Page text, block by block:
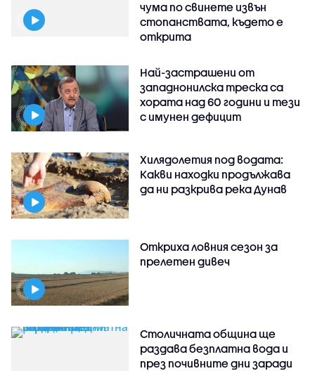
чума по свинете извън
стопанствата, където е
открита
Най-застрашени от
западнонилска треска са
хората над 60 години и тези
с имунен дефицит
Хилядолетия под водата:
Какви находки продължава
да ни разкрива река Дунав
Откриха ловния сезон за
прелетен дивеч
Столичната община ще
раздава безплатна вода и
през почивните дни заради